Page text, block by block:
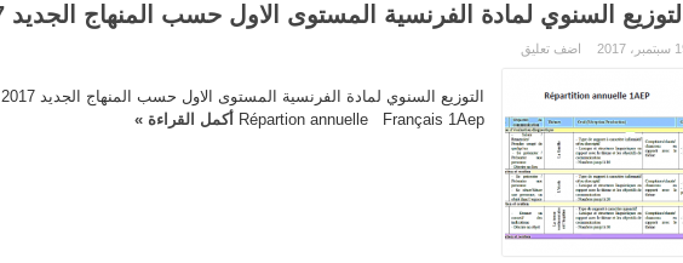
التوزيع السنوي لمادة الفرنسية المستوى الاول حسب المنهاج الجديد 2017
2017 اضف تعليق
التوزيع السنوي لمادة الفرنسية المستوى الاول حسب المنهاج الجديد 2017
Répartion annuelle Français 1Aep أكمل القراءة »